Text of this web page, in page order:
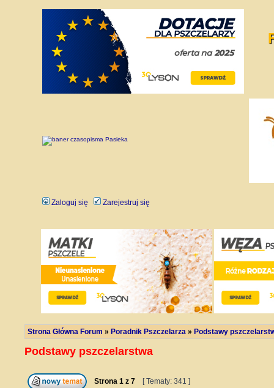
Zaloguj się Zarejestruj się
Strona Główna Forum » Poradnik Pszczelarza » Podstawy
Podstawy pszczelarstwa
Strona 1 z 7 [ Tematy: 341 ]